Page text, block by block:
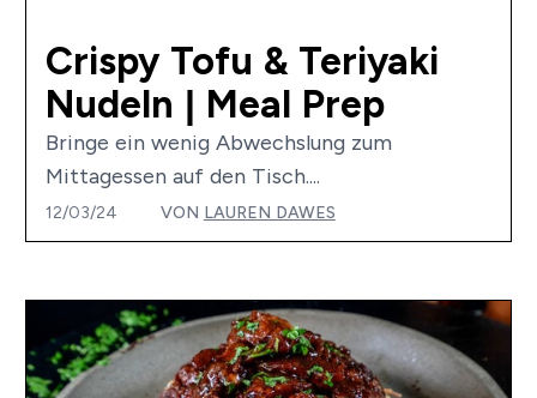
Crispy Tofu & Teriyaki
Nudeln | Meal Prep
Bringe ein wenig Abwechslung zum
Mittagessen auf den Tisch....
12/03/24 VON LAUREN DAWES